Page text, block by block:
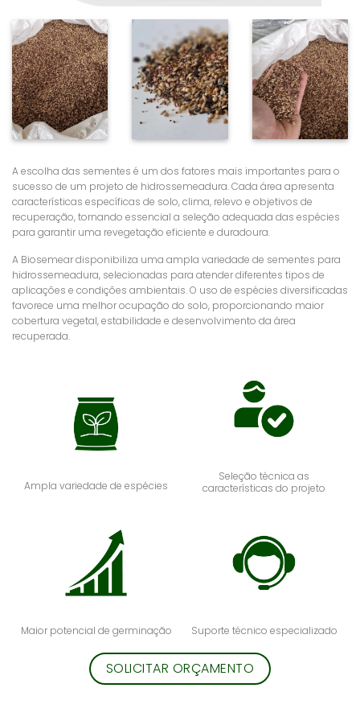
A escolha das sementes é um dos fatores mais importantes para o
sucesso de um projeto de hidrossemeadura. Cada área apresenta
características específicas de solo, clima, relevo e objetivos de
recuperação, tornando essencial a seleção adequada das espécies
para garantir uma revegetação eficiente e duradoura.
A Biosemear disponibiliza uma ampla variedade de sementes para
hidrossemeadura, selecionadas para atender diferentes tipos de
aplicações e condições ambientais. O uso de espécies diversificadas
favorece uma melhor ocupação do solo, proporcionando maior
cobertura vegetal, estabilidade e desenvolvimento da área
recuperada.
Ampla variedade de espécies
Seleção técnica as
características do projeto
Maior potencial de germinação Suporte técnico especializado
SOLICITAR ORÇAMENTO